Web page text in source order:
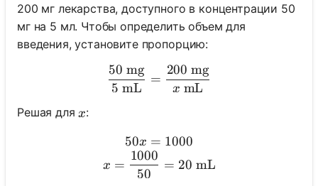
200 мг лекарства, доступного в концентрации 50
мг на 5 мл. Чтобы определить объем для
введения, установите пропорцию:
\frac{50 \text{ mg}}{5
5 mL
50 mg
=
x mL
200 mg
Решая дляx
x:
50x = 1000 \\ x =
50x = 1000
x =
50
1000
= 20 mL